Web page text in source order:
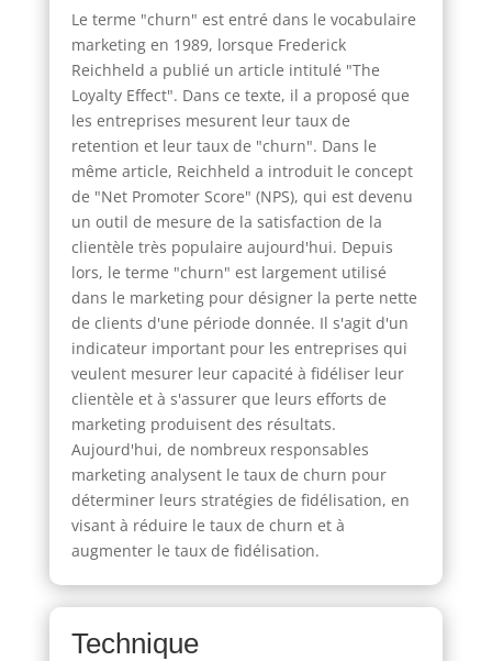
Le terme "churn" est entré dans le vocabulaire
marketing en 1989, lorsque Frederick
Reichheld a publié un article intitulé "The
Loyalty Effect". Dans ce texte, il a proposé que
les entreprises mesurent leur taux de
retention et leur taux de "churn". Dans le
même article, Reichheld a introduit le concept
de "Net Promoter Score" (NPS), qui est devenu
un outil de mesure de la satisfaction de la
clientèle très populaire aujourd'hui. Depuis
lors, le terme "churn" est largement utilisé
dans le marketing pour désigner la perte nette
de clients d'une période donnée. Il s'agit d'un
indicateur important pour les entreprises qui
veulent mesurer leur capacité à fidéliser leur
clientèle et à s'assurer que leurs efforts de
marketing produisent des résultats.
Aujourd'hui, de nombreux responsables
marketing analysent le taux de churn pour
déterminer leurs stratégies de fidélisation, en
visant à réduire le taux de churn et à
augmenter le taux de fidélisation.
Technique